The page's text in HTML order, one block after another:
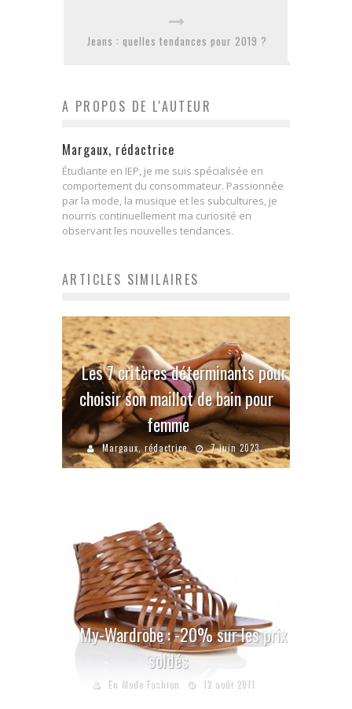
Jeans : quelles tendances pour 2019 ?
A PROPOS DE L'AUTEUR
Margaux, rédactrice
Étudiante en IEP, je me suis spécialisée en
comportement du consommateur. Passionnée
par la mode, la musique et les subcultures, je
nourris continuellement ma curiosité en
observant les nouvelles tendances.
ARTICLES SIMILAIRES
Les 7 critères déterminants pour
choisir son maillot de bain pour
femme
Margaux, rédactrice 7 juin 2023
My-Wardrobe : -20% sur les prix
soldés
En Mode Fashion 12 août 2011